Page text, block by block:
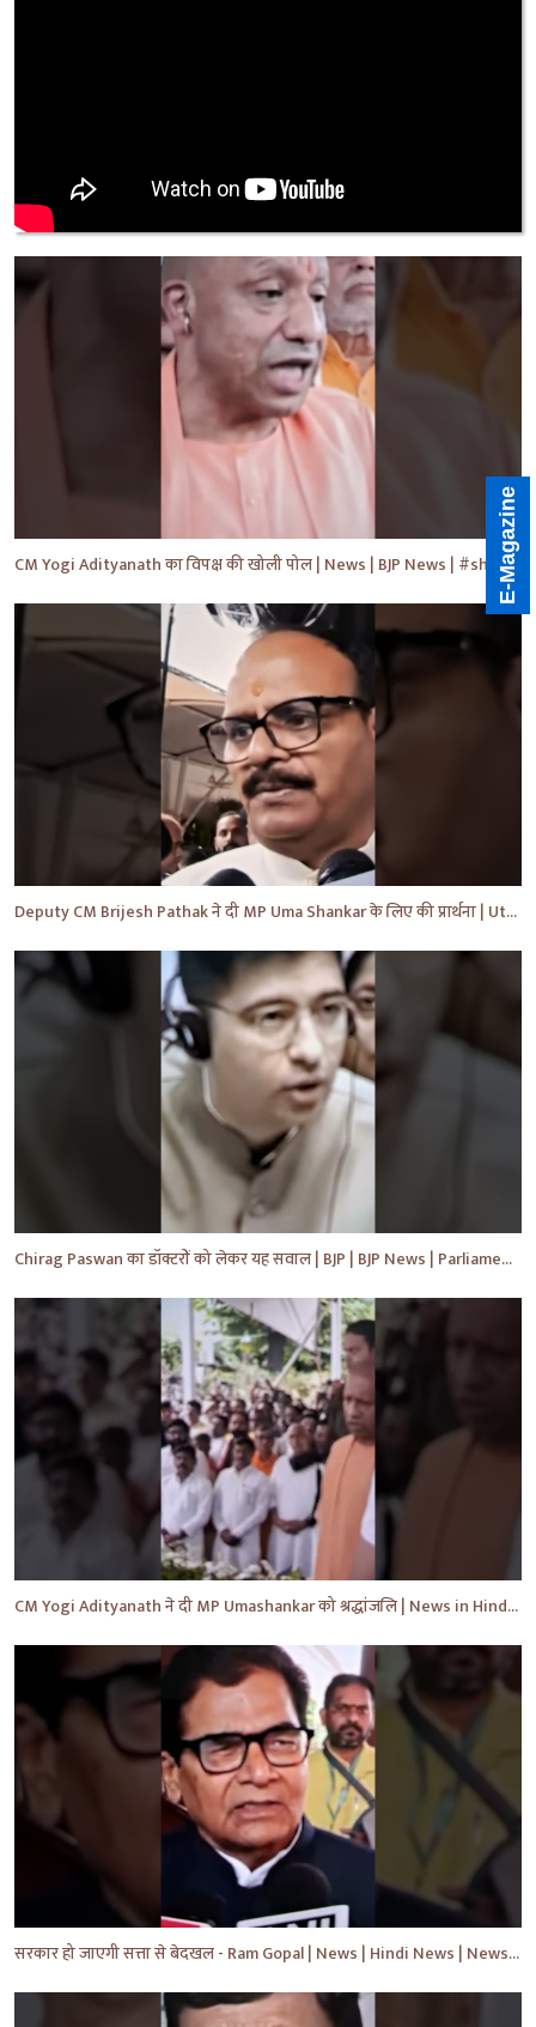
CM Yogi Adityanath का विपक्ष की खोली पोल | News | BJP News | #shorts #yt #news #ytshorts
Deputy CM Brijesh Pathak ने दी MP Uma Shankar के लिए की प्रार्थना | Uttar Pradesh News #shorts #yt
Chirag Paswan का डॉक्टरों को लेकर यह सवाल | BJP | BJP News | Parliament | #shorts #ytnewshorts #yt
CM Yogi Adityanath ने दी MP Umashankar को श्रद्धांजलि | News in Hindi | News Today | #shorts #yt
सरकार हो जाएगी सत्ता से बेदखल - Ram Gopal | News | Hindi News | News Today | #shorts #ytshorts #yt
E-Magazine